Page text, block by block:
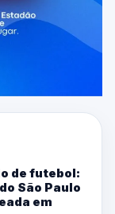
de futebol:
São Paulo
em